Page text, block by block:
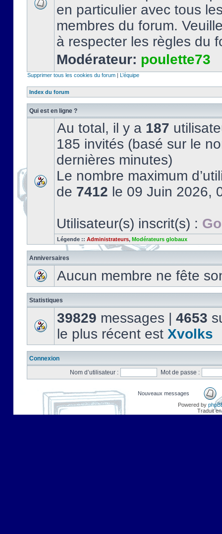
en particulier avec tous
membres du forum.
à respecter les règles du
Modérateur: poulette73
Supprimer tous les cookies du forum | L’équipe
Index du forum
Qui est en ligne ?
Au total, il y a 187
185 invités (basé sur le
dernières minutes)
Le nombre maximum
de 7412 le 09 Juin 2026,
Utilisateur(s) inscrit(s) :
Légende :: Administrateurs, Modérateurs globaux
Anniversaires
Aucun membre ne fête
Statistiques
39829 messages | 4653
le plus récent est Xvolks
Connexion
Nom d’utilisateur :
Mot de passe :
Nouveaux messages
Powered by
Traduit